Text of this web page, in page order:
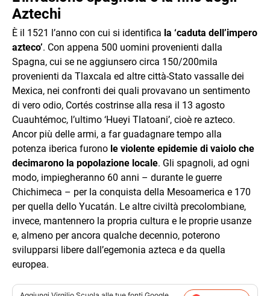
Aztechi
È il 1521 l’anno con cui si identifica la ‘caduta dell’impero
azteco’. Con appena 500 uomini provenienti dalla
Spagna, cui se ne aggiunsero circa 150/200mila
provenienti da Tlaxcala ed altre città-Stato vassalle dei
Mexica, nei confronti dei quali provavano un sentimento
di vero odio, Cortés costrinse alla resa il 13 agosto
Cuauhtémoc, l’ultimo ‘Hueyi Tlatoani’, cioè re azteco.
Ancor più delle armi, a far guadagnare tempo alla
potenza iberica furono le violente epidemie di vaiolo che
decimarono la popolazione locale. Gli spagnoli, ad ogni
modo, impiegheranno 60 anni – durante le guerre
Chichimeca – per la conquista della Mesoamerica e 170
per quella dello Yucatán. Le altre civiltà precolombiane,
invece, mantennero la propria cultura e le proprie usanze
e, almeno per ancora qualche decennio, poterono
svilupparsi libere dall’egemonia azteca e da quella
europea.